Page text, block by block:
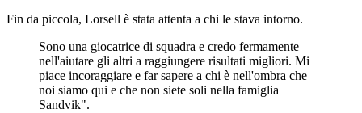
Fin da piccola, Lorsell è stata attenta a chi le stava intorno.
Sono una giocatrice di squadra e credo fermamente
nell'aiutare gli altri a raggiungere risultati migliori. Mi
piace incoraggiare e far sapere a chi è nell'ombra che
noi siamo qui e che non siete soli nella famiglia
Sandvik".